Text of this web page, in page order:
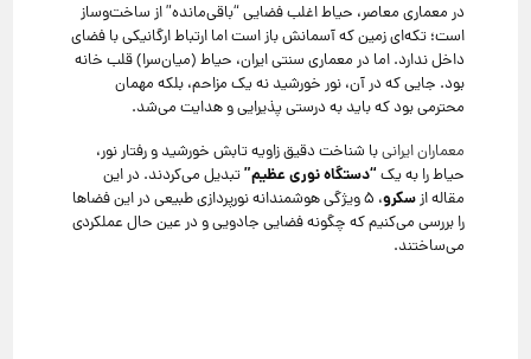
در معماری معاصر، حیاط اغلب فضایی “باقی‌مانده” از ساخت‌وساز
است؛ تکه‌ای زمین که آسمانش باز است اما ارتباط ارگانیکی با فضای
داخل ندارد. اما در معماری سنتی ایران، حیاط (میان‌سرا) قلب خانه
بود. جایی که در آن، نور خورشید نه یک مزاحم، بلکه مهمان
محترمی بود که باید به درستی پذیرایی و هدایت می‌شد.
معماران ایرانیبا شناخت دقیق زاویه تابش خورشید و رفتار نور،
حیاط را به یک “دستگاه نوری عظیم”تبدیل می‌کردند. در این
مقاله ازسکرو
، ۵ ویژگی هوشمندانه نورپردازی طبیعی در این فضاها
را بررسی می‌کنیم که چگونه فضایی جادویی و در عین حال عملکردی
می‌ساختند.